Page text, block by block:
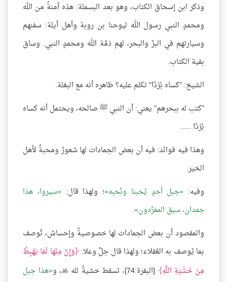
وذكر ابن إسحاق الكتاب، وهو بعد البسملة: هذه أمنةٌ من الله
ومحمدٍ النبي رسول الله ليوحنا بن روبة وأهل أيلة: سفنهم
وسيارتهم في البرِّ والبحر، لهم ذمَّة الله ومحمدٍ النبي. وساق
بقية الكتاب.
الشيخ: "كساه بُرْدًا" تكلم عليه؟ ظاهره أنه مع البغلة.
"كتب له ببحرهم" يعني: أن النبي ﷺ صالحه، ويحتمل أنه كساه
بُرْدًا .....
وهذا فيه فوائد: فيه أن بعض الجمادات لها شعورٌ ومحبةٌ لأهل
الخير.
وفيه:
جبل أحدٍ يُحبنا ونُحبه ؛ ولهذا قال: سيروا، هذا
جمدان، سبق المفرِّدون .
والمقصود أن بعض الجمادات لها خصوصيةٌ وإحساسٌ، تُوصف
بما يُوصف به العُقلاء؛ ولهذا قال جلَّ وعلا: وَإِنَّ مِنْهَا لَمَا يَهْبِطُ
مِنْ خَشْيَةِ اللَّهِ [البقرة:74]، تسقط خشيةً لله ، و هذا جبل